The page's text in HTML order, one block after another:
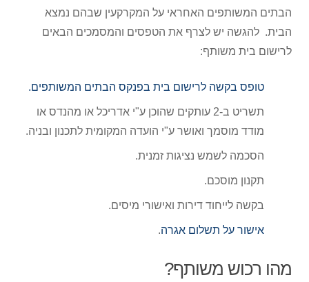
הבתים המשותפים האחראי על המקרקעין שבהם נמצא
הבית. להגשה יש לצרף את הטפסים והמסמכים הבאים
לרישום בית משותף:
טופס בקשה לרישום בית בפנקס הבתים המשותפים.
תשריט ב-2 עותקים שהוכן ע"י אדריכל או מהנדס או
מודד מוסמך ואושר ע"י הועדה המקומית לתכנון ובניה.
הסכמה לשמש נציגות זמנית.
תקנון מוסכם.
בקשה לייחוד דירות ואישורי מיסים.
אישור על תשלום אגרה.
מהו רכוש משותף?